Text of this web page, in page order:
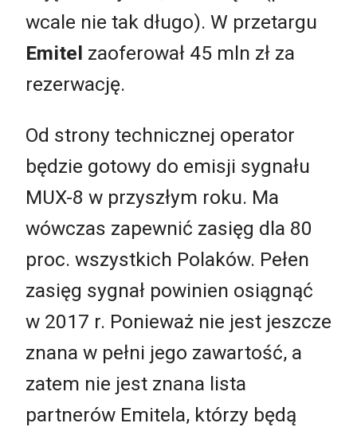
wcale nie tak długo). W przetargu
Emitel zaoferował 45 mln zł za
rezerwację.
Od strony technicznej operator
będzie gotowy do emisji sygnału
MUX-8 w przyszłym roku. Ma
wówczas zapewnić zasięg dla 80
proc. wszystkich Polaków. Pełen
zasięg sygnał powinien osiągnąć
w 2017 r. Ponieważ nie jest jeszcze
znana w pełni jego zawartość, a
zatem nie jest znana lista
partnerów Emitela, którzy będą